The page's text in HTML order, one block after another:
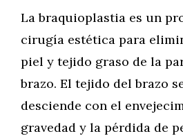
La braquioplastia es un
cirugía estética para
piel y tejido graso de la
brazo. El tejido del brazo
desciende con el
gravedad y la pérdida de